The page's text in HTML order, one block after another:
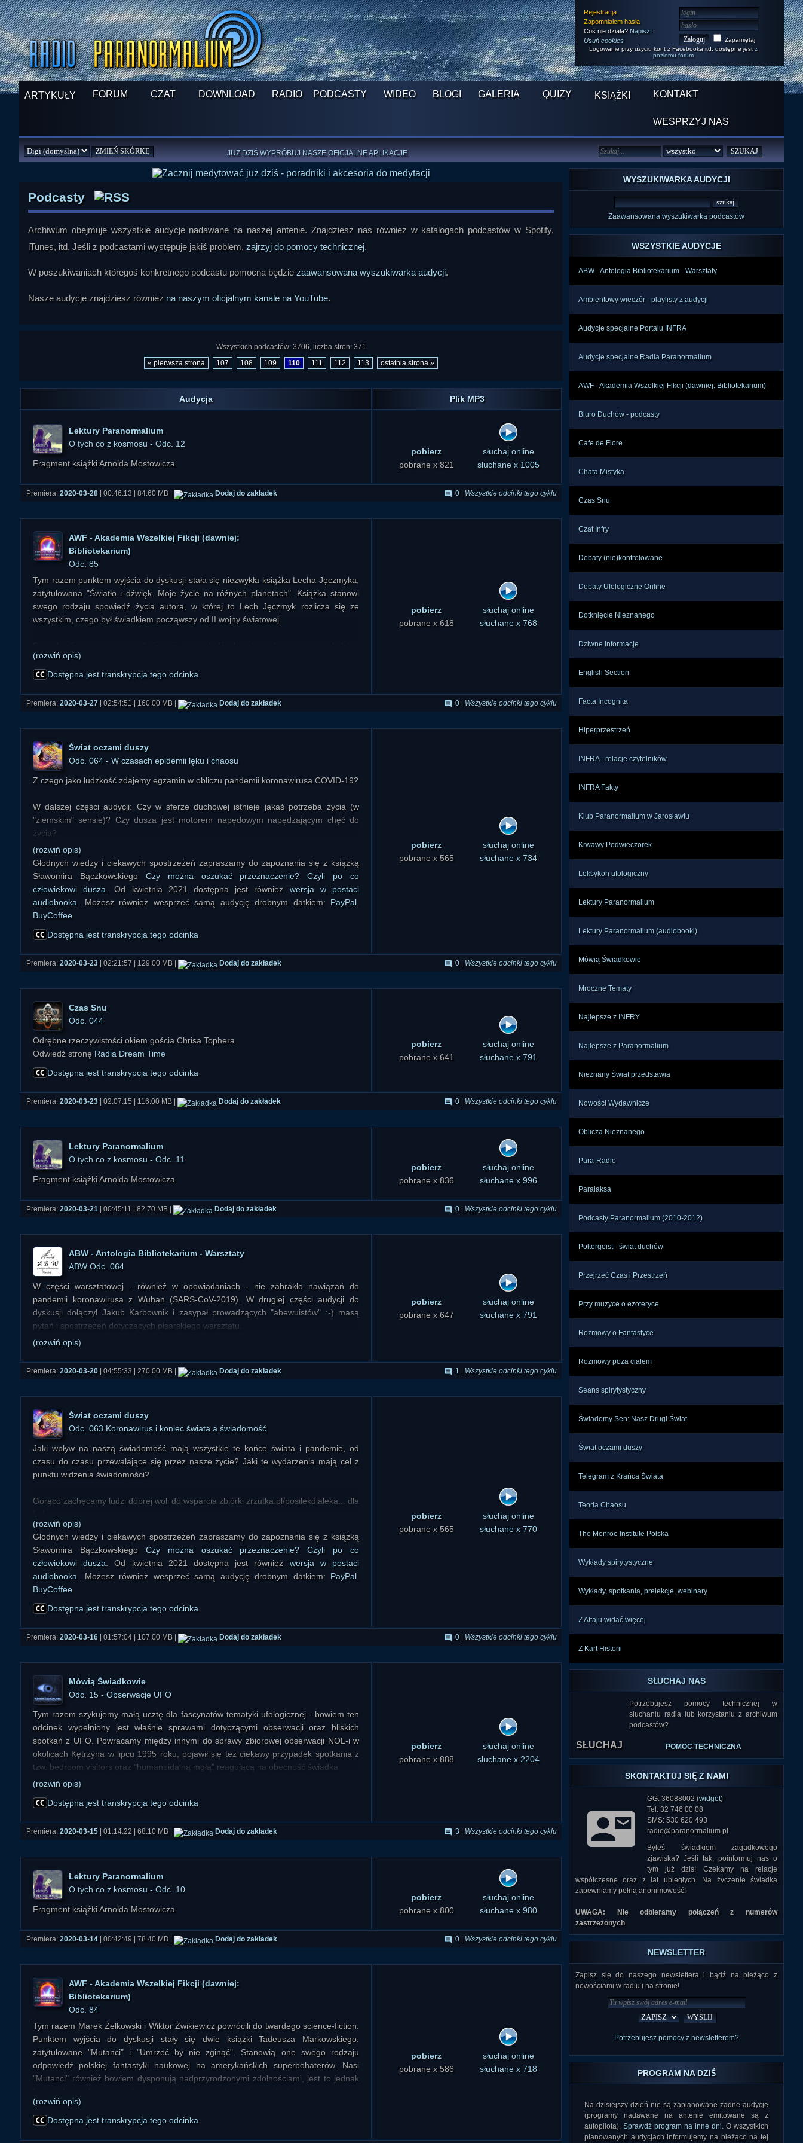
Rejestracja
Zapomniałem hasła
Coś nie działa? Napisz!
Usuń cookies
Zapamiętaj
Logowanie przy użyciu kont z Facebooka itd. dostępne jest z
poziomu forum
ARTYKUŁY FORUM CZAT DOWNLOAD RADIO PODCASTY WIDEO BLOGI GALERIA QUIZY KSIĄŻKI KONTAKT
WESPRZYJ NAS
SPRAWDŹ PROGRAM NA NAJBLIŻSZY TYDZIEŃ
JUŻ DZIŚ WYPRÓBUJ NASZE OFICJALNE APLIKACJE
PILNY APEL:PRZEKAŻ 1% LUB DATEK DLA MONIKI
NOWE KSIĄŻKI AUTORSTWAA. MIAZGIID. TRELI
Podcasty
Archiwum obejmuje wszystkie audycje nadawane na naszej antenie. Znajdziesz nas również w katalogach podcastów w Spotify,
iTunes, itd. Jeśli z podcastami występuje jakiś problem, zajrzyj do pomocy technicznej.
W poszukiwaniach któregoś konkretnego podcastu pomocna będzie zaawansowana wyszukiwarka audycji.
Nasze audycje znajdziesz również na naszym oficjalnym kanale na YouTube.
Wszystkich podcastów: 3706, liczba stron: 371
« pierwsza strona
107 108 109 110 111 112 113 ostatnia strona »
Audycja Plik MP3
Lektury Paranormalium
O tych co z kosmosu - Odc. 12
Fragment książki Arnolda Mostowicza
pobierz
pobrane x 821
słuchaj online
słuchane x 1005
Premiera: 2020-03-28 | 00:46:13 | 84.60 MB | Dodaj do zakładek 0 Wszystkie odcinki tego cyklu
AWF - Akademia Wszelkiej Fikcji (dawniej:
Bibliotekarium)
Odc. 85
Tym razem punktem wyjścia do dyskusji stała się niezwykła książka Lecha Jęczmyka,
zatytułowana "Światło i dźwięk. Moje życie na różnych planetach". Książka stanowi
swego rodzaju spowiedź życia autora, w której to Lech Jęczmyk rozlicza się ze
wszystkim, czego był świadkiem począwszy od II wojny światowej.
najbliższe odcinki Bibliotekarium i ABW prowadzący będą realizować wyjątkowo nie ze
studia w Bydgoszczy, a z zacisza swoich domów. Z góry zatem przepraszamy, jeśli w
(rozwiń opis)
Dostępna jest transkrypcja tego odcinka
pobierz
pobrane x 618
słuchaj online
słuchane x 768
Premiera: 2020-03-27 | 02:54:51 | 160.00 MB | Dodaj do zakładek 0 Wszystkie odcinki tego cyklu
Świat oczami duszy
Odc. 064 - W czasach epidemii lęku i chaosu
Z czego jako ludzkość zdajemy egzamin w obliczu pandemii koronawirusa COVID-19?
W dalszej części audycji: Czy w sferze duchowej istnieje jakaś potrzeba życia (w
"ziemskim" sensie)? Czy dusza jest motorem napędowym napędzającym chęć do
życia?
(rozwiń opis)
Głodnych wiedzy i ciekawych spostrzeżeń zapraszamy do zapoznania się z książką
Sławomira Bączkowskiego Czy można oszukać przeznaczenie? Czyli po co
człowiekowi dusza . Od kwietnia 2021 dostępna jest również wersja w postaci
audiobooka . Możesz również wesprzeć samą audycję drobnym datkiem: PayPal
BuyCoffee
Dostępna jest transkrypcja tego odcinka
pobierz
pobrane x 565
słuchaj online
słuchane x 734
Premiera: 2020-03-23 | 02:21:57 | 129.00 MB | Dodaj do zakładek 0 Wszystkie odcinki tego cyklu
Czas Snu
Odc. 044
Odrębne rzeczywistości okiem gościa Chrisa Tophera
Odwiedź stronę Radia Dream Time
Dostępna jest transkrypcja tego odcinka
pobierz
pobrane x 641
słuchaj online
słuchane x 791
Premiera: 2020-03-23 | 02:07:15 | 116.00 MB | Dodaj do zakładek 0 Wszystkie odcinki tego cyklu
Lektury Paranormalium
O tych co z kosmosu - Odc. 11
Fragment książki Arnolda Mostowicza
pobierz
pobrane x 836
słuchaj online
słuchane x 996
Premiera: 2020-03-21 | 00:45:11 | 82.70 MB | Dodaj do zakładek 0 Wszystkie odcinki tego cyklu
ABW - Antologia Bibliotekarium - Warsztaty
ABW Odc. 064
W części warsztatowej - również w opowiadaniach - nie zabrakło nawiązań do
pandemii koronawirusa z Wuhan (SARS-CoV-2019). W drugiej części audycji do
dyskusji dołączył Jakub Karbownik i zasypał prowadzących "abewuistów" :-) masą
pytań i spostrzeżeń dotyczących pisarskiego warsztatu.
(rozwiń opis)
pobierz
pobrane x 647
słuchaj online
słuchane x 791
Premiera: 2020-03-20 | 04:55:33 | 270.00 MB | Dodaj do zakładek 1 Wszystkie odcinki tego cyklu
Świat oczami duszy
Odc. 063 Koronawirus i koniec świata a świadomość
Jaki wpływ na naszą świadomość mają wszystkie te końce świata i pandemie, od
czasu do czasu przewalające się przez nasze życie? Jaki te wydarzenia mają cel z
punktu widzenia świadomości?
Gorąco zachęcamy ludzi dobrej woli do wsparcia zbiórki zrzutka.pl/posilekdlaleka... dla
(rozwiń opis)
Głodnych wiedzy i ciekawych spostrzeżeń zapraszamy do zapoznania się z książką
Sławomira Bączkowskiego Czy można oszukać przeznaczenie? Czyli po co
człowiekowi dusza . Od kwietnia 2021 dostępna jest również wersja w postaci
audiobooka . Możesz również wesprzeć samą audycję drobnym datkiem: PayPal
BuyCoffee
Dostępna jest transkrypcja tego odcinka
pobierz
pobrane x 565
słuchaj online
słuchane x 770
Premiera: 2020-03-16 | 01:57:04 | 107.00 MB | Dodaj do zakładek 0 Wszystkie odcinki tego cyklu
Mówią Świadkowie
Odc. 15 - Obserwacje UFO
Tym razem szykujemy małą ucztę dla fascynatów tematyki ufologicznej - bowiem ten
odcinek wypełniony jest właśnie sprawami dotyczącymi obserwacji oraz bliskich
spotkań z UFO. Powracamy między innymi do sprawy zbiorowej obserwacji NOL-i w
okolicach Kętrzyna w lipcu 1995 roku, pojawił się też ciekawy przypadek spotkania z
tzw. bedroom visitors oraz "humanoidalną mgłą" reagującą na obecność świadka
(rozwiń opis)
Dostępna jest transkrypcja tego odcinka
pobierz
pobrane x 888
słuchaj online
słuchane x 2204
Premiera: 2020-03-15 | 01:14:22 | 68.10 MB | Dodaj do zakładek 3 Wszystkie odcinki tego cyklu
Lektury Paranormalium
O tych co z kosmosu - Odc. 10
Fragment książki Arnolda Mostowicza
pobierz
pobrane x 800
słuchaj online
słuchane x 980
Premiera: 2020-03-14 | 00:42:49 | 78.40 MB | Dodaj do zakładek 0 Wszystkie odcinki tego cyklu
AWF - Akademia Wszelkiej Fikcji (dawniej:
Bibliotekarium)
Odc. 84
Tym razem Marek Żelkowski i Wiktor Żwikiewicz powrócili do twardego science-fiction.
Punktem wyjścia do dyskusji stały się dwie książki Tadeusza Markowskiego,
zatytułowane "Mutanci" i "Umrzeć by nie zginąć". Stanowią one swego rodzaju
odpowiedź polskiej fantastyki naukowej na amerykańskich superbohaterów. Nasi
"Mutanci" również bowiem dysponują nadprzyrodzonymi zdolnościami, jest to jednak
(rozwiń opis)
Dostępna jest transkrypcja tego odcinka
pobierz
pobrane x 586
słuchaj online
słuchane x 718
WYSZUKIWARKA AUDYCJI
Zaawansowana wyszukiwarka podcastów
WSZYSTKIE AUDYCJE
ABW - Antologia Bibliotekarium - Warsztaty
Ambientowy wieczór - playlisty z audycji
Audycje specjalne Portalu INFRA
Audycje specjalne Radia Paranormalium
AWF - Akademia Wszelkiej Fikcji (dawniej: Bibliotekarium)
Biuro Duchów - podcasty
Cafe de Flore
Chata Mistyka
Czas Snu
Czat Infry
Debaty (nie)kontrolowane
Debaty Ufologiczne Online
Dotknięcie Nieznanego
Dziwne Informacje
English Section
Facta Incognita
Hiperprzestrzeń
INFRA - relacje czytelników
INFRA Fakty
Klub Paranormalium w Jarosławiu
Krwawy Podwieczorek
Leksykon ufologiczny
Lektury Paranormalium
Lektury Paranormalium (audiobooki)
Mówią Świadkowie
Mroczne Tematy
Najlepsze z INFRY
Najlepsze z Paranormalium
Nieznany Świat przedstawia
Nowości Wydawnicze
Oblicza Nieznanego
Para-Radio
Paralaksa
Podcasty Paranormalium (2010-2012)
Poltergeist - świat duchów
Przejrzeć Czas i Przestrzeń
Przy muzyce o ezoteryce
Rozmowy o Fantastyce
Rozmowy poza ciałem
Seans spirytystyczny
Świadomy Sen: Nasz Drugi Świat
Świat oczami duszy
Telegram z Krańca Świata
Teoria Chaosu
The Monroe Institute Polska
Wykłady spirytystyczne
Wykłady, spotkania, prelekcje, webinary
Z Ałtaju widać więcej
Z Kart Historii
SŁUCHAJ NAS
Potrzebujesz pomocy technicznej w
słuchaniu radia lub korzystaniu z archiwum
podcastów?
POMOC TECHNICZNA
SKONTAKTUJ SIĘ Z NAMI
GG: 36088002 (widget)
Tel: 32 746 00 08
SMS: 530 620 493
radio@paranormalium.pl
Byłeś świadkiem zagadkowego
zjawiska? Jeśli tak, poinformuj nas o
tym już dziś! Czekamy na relacje
współczesne oraz z lat ubiegłych. Na życzenie świadka
zapewniamy pełną anonimowość!
UWAGA: Nie odbieramy połączeń z numerów
zastrzeżonych
NEWSLETTER
Zapisz się do naszego newslettera i bądź na bieżąco z
nowościami w radiu i na stronie!
Potrzebujesz pomocy z newsletterem?
PROGRAM NA DZIŚ
Na dzisiejszy dzień nie są zaplanowane żadne audycje
(programy nadawane na antenie emitowane są z
autopilota). Sprawdź program na inne dni. O wszystkich
planowanych audycjach informujemy na bieżąco na tej